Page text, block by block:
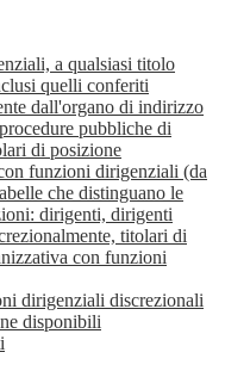
a qualsiasi titolo
quelli conferiti
dall'organo di indirizzo
pubbliche di
di posizione
funzioni dirigenziali (da
che distinguano le
dirigenti, dirigenti
titolari di
con funzioni
dirigenziali discrezionali
disponibili